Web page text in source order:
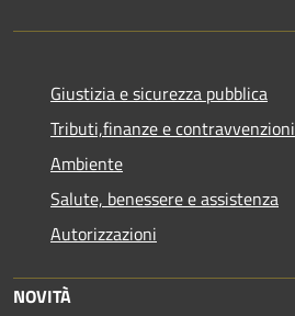
Giustizia e sicurezza pubblica
Tributi,finanze e contravvenzioni
Ambiente
Salute, benessere e assistenza
Autorizzazioni
NOVITÀ